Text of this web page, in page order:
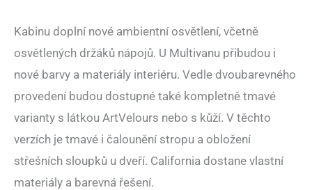
Kabinu doplní nové ambientní osvětlení, včetně
osvětlených držáků nápojů. U Multivanu přibudou i
nové barvy a materiály interiéru. Vedle dvoubarevného
provedení budou dostupné také kompletně tmavé
varianty s látkou ArtVelours nebo s kůží. V těchto
verzích je tmavé i čalounění stropu a obložení
střešních sloupků u dveří. California dostane vlastní
materiály a barevná řešení.